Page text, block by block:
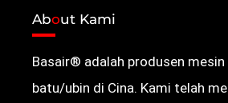
About Kami
Basair® adalah produsen
batu/ubin di Cina. Kami telah